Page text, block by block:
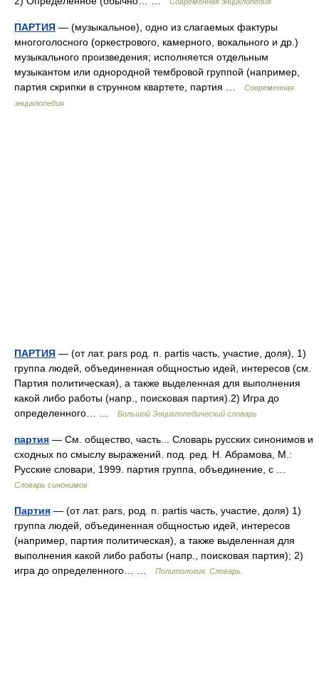
ПАРТИЯ — (музыкальное), одно из слагаемых фактуры
многоголосного (оркестрового, камерного, вокального и др.)
музыкального произведения; исполняется отдельным
музыкантом или однородной тембровой группой (например,
партия скрипки в струнном квартете, партия …
Современная
энциклопедия
ПАРТИЯ — (от лат. pars род. п. partis часть, участие, доля), 1)
группа людей, объединенная общностью идей, интересов (см.
Партия политическая), а также выделенная для выполнения
какой либо работы (напр., поисковая партия).2) Игра до
определенного… …
Большой Энциклопедический словарь
партия — См. общество, часть... Словарь русских синонимов и
сходных по смыслу выражений. под. ред. Н. Абрамова, М.:
Русские словари, 1999. партия группа, объединение, с …
Словарь синонимов
Партия — (от лат. pars, род. п. partis часть, участие, доля) 1)
группа людей, объединенная общностью идей, интересов
(например, партия политическая), а также выделенная для
выполнения какой либо работы (напр., поисковая партия); 2)
игра до определенного… …
Политология. Словарь.